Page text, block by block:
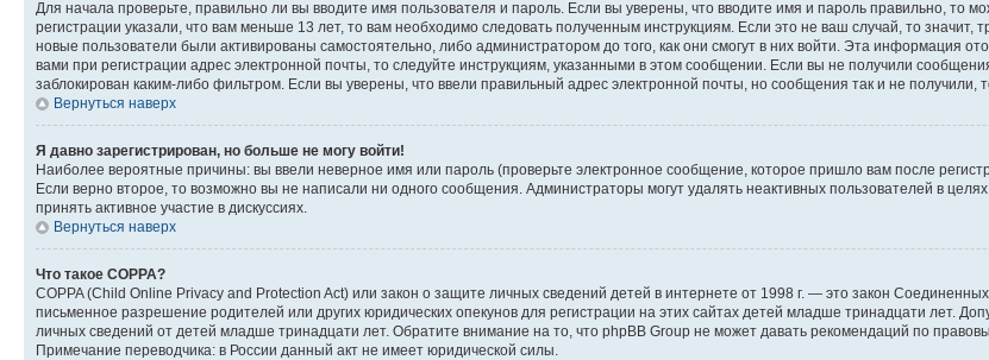
Для начала проверьте, правильно ли вы вводите имя пользователя и пароль. Если вы уверены, что вводите имя и пароль правильно, то
регистрации указали, что вам меньше 13 лет, то вам необходимо следовать полученным инструкциям. Если это не ваш случай, то значит,
новые пользователи были активированы самостоятельно, либо администратором до того, как они смогут в них войти. Эта информация
вами при регистрации адрес электронной почты, то следуйте инструкциям, указанными в этом сообщении. Если вы не получили
заблокирован каким-либо фильтром. Если вы уверены, что ввели правильный адрес электронной почты, но сообщения так и не
Вернуться наверх
Я давно зарегистрирован, но больше не могу войти!
Наиболее вероятные причины: вы ввели неверное имя или пароль (проверьте электронное сообщение, которое пришло вам после
Если верно второе, то возможно вы не написали ни одного сообщения. Администраторы могут удалять неактивных пользователей в
принять активное участие в дискуссиях.
Вернуться наверх
Что такое COPPA?
COPPA (Child Online Privacy and Protection Act) или закон о защите личных сведений детей в интернете от 1998 г. — это закон
письменное разрешение родителей или других юридических опекунов для регистрации на этих сайтах детей младше тринадцати лет.
личных сведений от детей младше тринадцати лет. Обратите внимание на то, что phpBB Group не может давать рекомендаций по
Примечание переводчика: в России данный акт не имеет юридической силы.